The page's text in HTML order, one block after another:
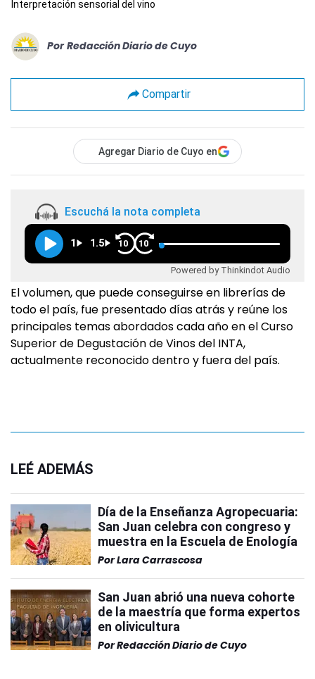
Interpretación sensorial del vino
Por Redacción Diario de Cuyo
Compartir
Agregar Diario de Cuyo en
Escuchá la nota completa
1 1.5 10 10
Powered by Thinkindot Audio
El volumen, que puede conseguirse en librerías de
todo el país, fue presentado días atrás y reúne los
principales temas abordados cada año en el Curso
Superior de Degustación de Vinos del INTA,
actualmente reconocido dentro y fuera del país.
LEÉ ADEMÁS
Día de la Enseñanza Agropecuaria:
San Juan celebra con congreso y
muestra en la Escuela de Enología
PorLara Carrascosa
San Juan abrió una nueva cohorte
de la maestría que forma expertos
en olivicultura
PorRedacción Diario de Cuyo